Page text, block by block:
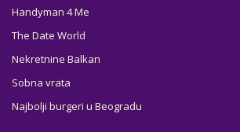
Handyman 4 Me
The Date World
Nekretnine Balkan
Sobna vrata
Najbolji burgeri u Beogradu